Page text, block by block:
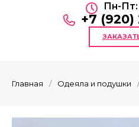
Пн-Пт:
+7 (920)
Главная / Одеяла и подушки /